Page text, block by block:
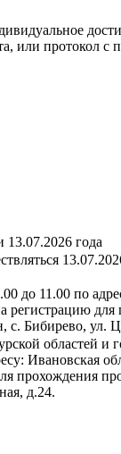
или протокол с
года
до 11.00 по
регистрацию для
с. Бибирево, ул.
областей и
Ивановская
прохождения
д.24.